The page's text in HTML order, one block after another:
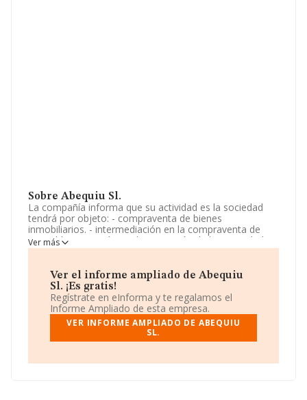
Sobre Abequiu Sl.
La compañía informa que su actividad es la sociedad
tendrá por objeto: - compraventa de bienes
inmobiliarios. - intermediación en la compraventa de
inmuebles. - gestión y administración de la propiedad
inmobiliaria. - estudios de mercadotecnia y consultoría
albañilería, pin. La sociedad está registrada como
Sociedad Limitada. Su actividad CNAE es '%cnae%' con
código 6811. La empresa no tiene actividad en
mercados exteriores.
La compañíaAbequiu S.L, B75257212, se encuentra en
Avenida De Casablanca núm. 1 Ptl 7, Bj B, (28223),
Ver más
Ver el informe ampliado de Abequiu
Sl. ¡Es gratis!
Regístrate en eInforma y te regalamos el
Informe Ampliado de esta empresa.
VER INFORME AMPLIADO DE ABEQUIU
SL.